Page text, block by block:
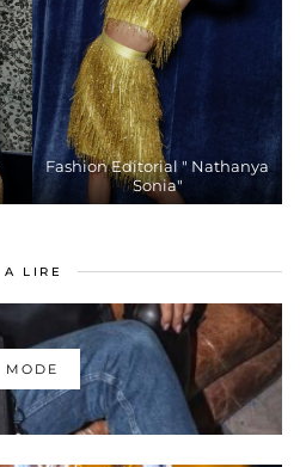
Fashion Editorial " Nathanya
Sonia"
A LIRE
MODE